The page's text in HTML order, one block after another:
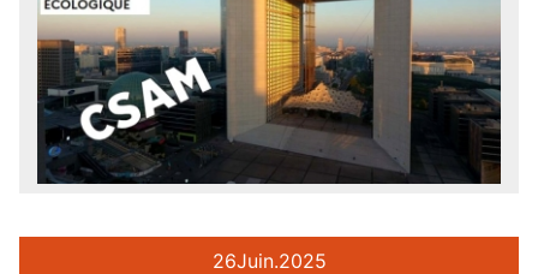
26Juin.2025